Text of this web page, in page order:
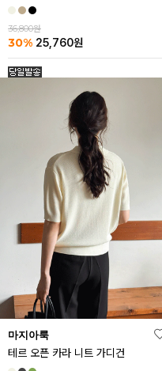
36,800원
30% 25,760원
마지아룩
테르 오픈 카라 니트 가디건